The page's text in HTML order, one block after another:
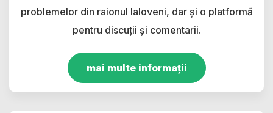
problemelor din raionul Ialoveni, dar și o platformă
pentru discuții și comentarii.
mai multe informații